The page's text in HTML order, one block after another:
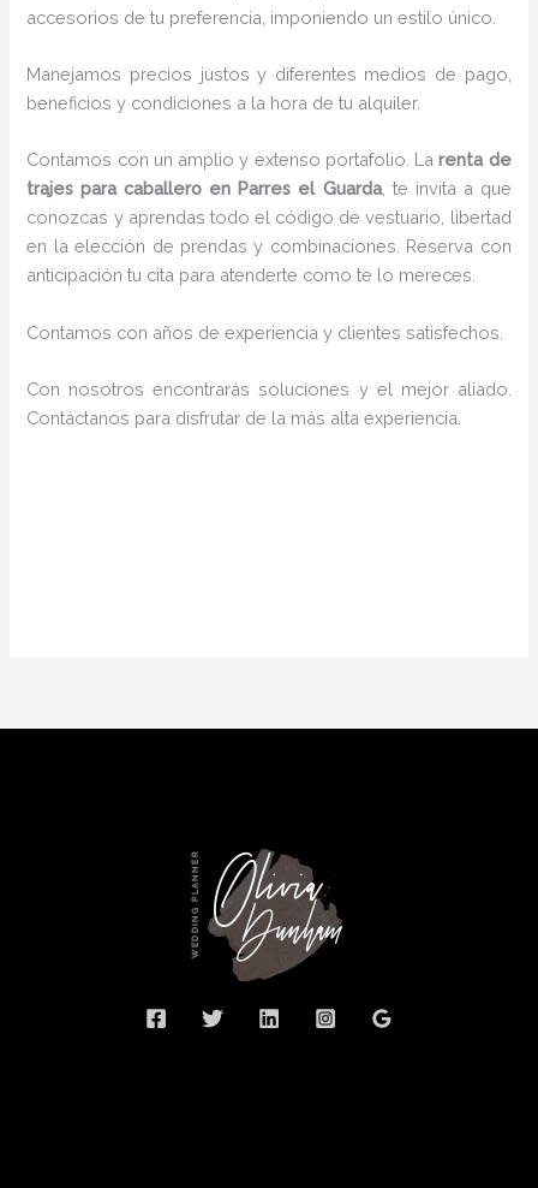
accesorios de tu preferencia, imponiendo un estilo único.
Manejamos precios justos y diferentes medios de pago,
beneficios y condiciones a la hora de tu alquiler.
Contamos con un amplio y extenso portafolio. Larenta de
trajes para caballero en Parres el Guarda, te invita a que
conozcas y aprendas todo el código de vestuario, libertad
en la elección de prendas y combinaciones. Reserva con
anticipación tu cita para atenderte como te lo mereces.
Contamos con años de experiencia y clientes satisfechos.
Con nosotros encontrarás soluciones y el mejor aliado.
Contáctanos para disfrutar de la más alta experiencia.